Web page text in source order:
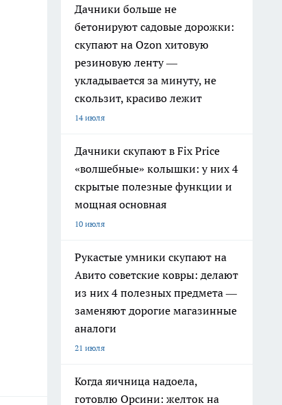
Дачники больше не
бетонируют садовые дорожки:
скупают на Ozon хитовую
резиновую ленту —
укладывается за минуту, не
скользит, красиво лежит
14 июля
Дачники скупают в Fix Price
«волшебные» колышки: у них 4
скрытые полезные функции и
мощная основная
10 июля
Рукастые умники скупают на
Авито советские ковры: делают
из них 4 полезных предмета —
заменяют дорогие магазинные
аналоги
21 июля
Когда яичница надоела,
готовлю Орсини: желток на